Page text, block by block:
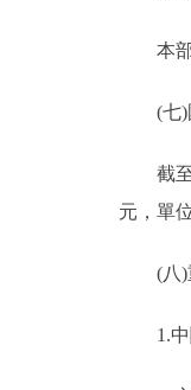
本部
(七)國
截至
元，單
(八)重
1.中關